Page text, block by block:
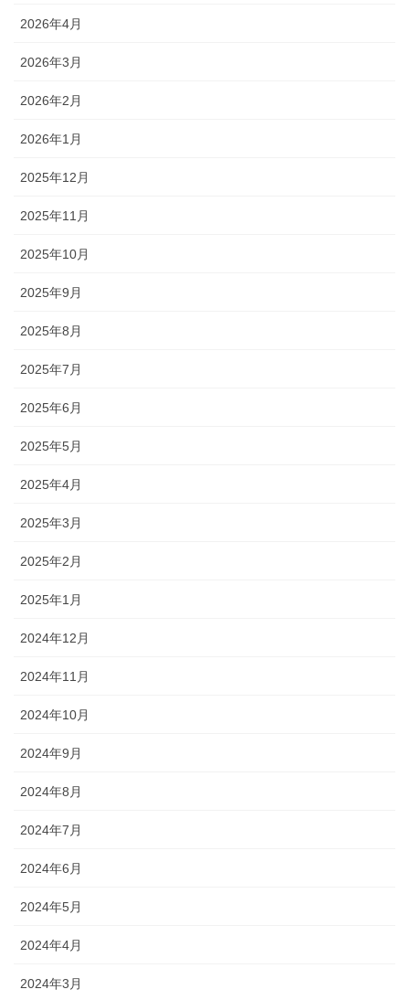
2026年4月
2026年3月
2026年2月
2026年1月
2025年12月
2025年11月
2025年10月
2025年9月
2025年8月
2025年7月
2025年6月
2025年5月
2025年4月
2025年3月
2025年2月
2025年1月
2024年12月
2024年11月
2024年10月
2024年9月
2024年8月
2024年7月
2024年6月
2024年5月
2024年4月
2024年3月